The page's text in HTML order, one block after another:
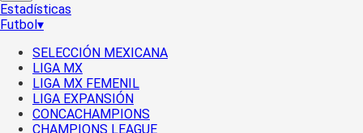
Estadísticas
Futbol▾
SELECCIÓN MEXICANA
LIGA MX
LIGA MX FEMENIL
LIGA EXPANSIÓN
CONCACHAMPIONS
CHAMPIONS LEAGUE